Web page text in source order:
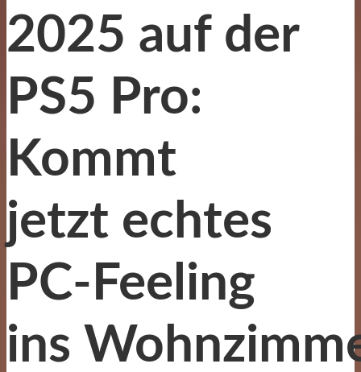
2025 auf der
PS5 Pro:
Kommt
jetzt echtes
PC-Feeling
ins